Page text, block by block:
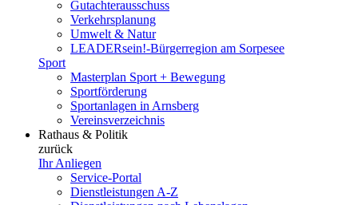
Gutachterausschuss
Verkehrsplanung
Umwelt & Natur
LEADERsein!-Bürgerregion am Sorpesee
Sport
Masterplan Sport + Bewegung
Sportförderung
Sportanlagen in Arnsberg
Vereinsverzeichnis
Rathaus & Politik
zurück
Ihr Anliegen
Service-Portal
Dienstleistungen A-Z